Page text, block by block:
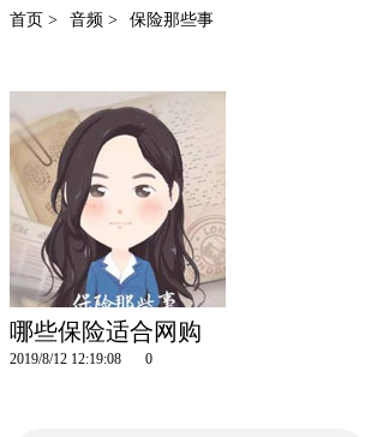
首页 > 音频 > 保险那些事
哪些保险适合网购
2019/8/12 12:19:08 0